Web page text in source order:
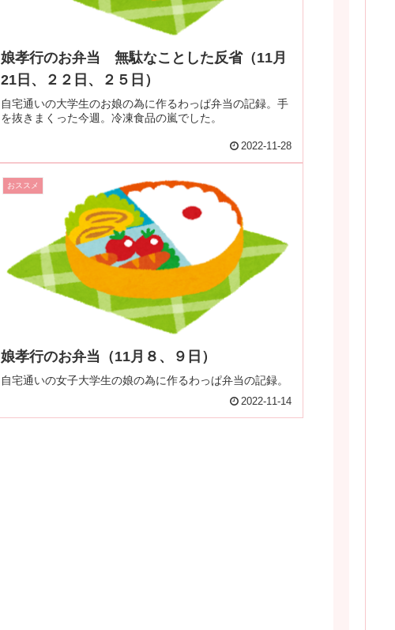
娘孝行のお弁当 無駄なことした反省（11月
21日、２２日、２５日）
自宅通いの大学生のお娘の為に作るわっぱ弁当の記録。手
を抜きまくった今週。冷凍食品の嵐でした。
2022-11-28
おススメ
娘孝行のお弁当（11月８、９日）
自宅通いの女子大学生の娘の為に作るわっぱ弁当の記録。
2022-11-14